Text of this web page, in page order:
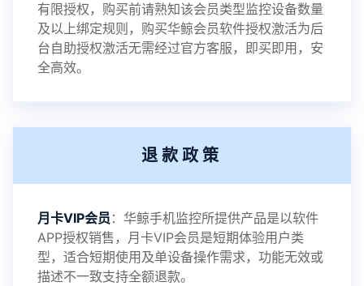
2023-01-12 V3.3
有限授权，购买前请熟知该会员类型监控设备数量
及以上绑定规则，购买华鲸会员软件授权激活为后
台自助授权激活无需经过官方客服，即买即用，安
全高效。
退款政策
月卡VIP会员 ：华鲸手机监控所提供产品是以软件
APP授权销售，月卡VIP会员是短期体验用户类
型，适合短期使用及单设备操作需求，功能无效或
描述不一致支持全额退款。